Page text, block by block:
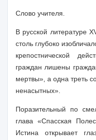
Слово учителя.
В русской литературе
столь глубоко
крепостнической
граждан лишены
мертвы», а одна треть
ненасытных».
Поразительный по
глава «Спасская
Истина открывает